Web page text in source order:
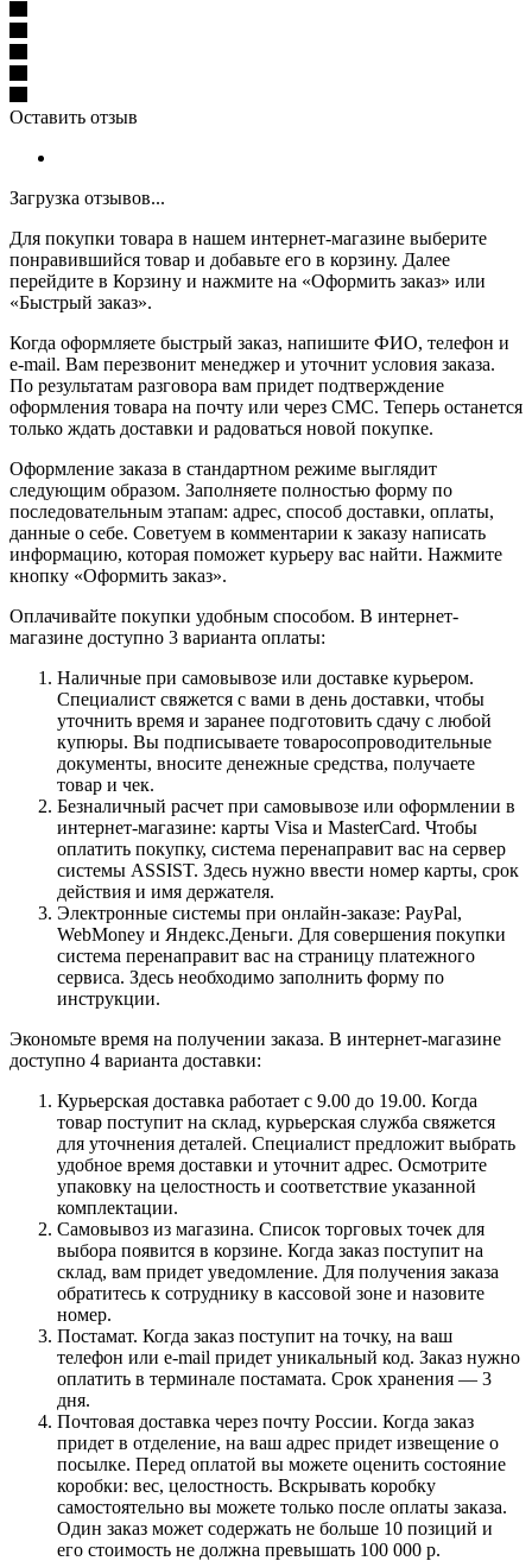
Оставить отзыв
Загрузка отзывов...
Для покупки товара в нашем интернет-магазине выберите
понравившийся товар и добавьте его в корзину. Далее
перейдите в Корзину и нажмите на «Оформить заказ» или
«Быстрый заказ».
Когда оформляете быстрый заказ, напишите ФИО, телефон и
e-mail. Вам перезвонит менеджер и уточнит условия заказа.
По результатам разговора вам придет подтверждение
оформления товара на почту или через СМС. Теперь останется
только ждать доставки и радоваться новой покупке.
Оформление заказа в стандартном режиме выглядит
следующим образом. Заполняете полностью форму по
последовательным этапам: адрес, способ доставки, оплаты,
данные о себе. Советуем в комментарии к заказу написать
информацию, которая поможет курьеру вас найти. Нажмите
кнопку «Оформить заказ».
Оплачивайте покупки удобным способом. В интернет-
магазине доступно 3 варианта оплаты:
Наличные при самовывозе или доставке курьером.
Специалист свяжется с вами в день доставки, чтобы
уточнить время и заранее подготовить сдачу с любой
купюры. Вы подписываете товаросопроводительные
документы, вносите денежные средства, получаете
товар и чек.
Безналичный расчет при самовывозе или оформлении в
интернет-магазине: карты Visa и MasterCard. Чтобы
оплатить покупку, система перенаправит вас на сервер
системы ASSIST. Здесь нужно ввести номер карты, срок
действия и имя держателя.
Электронные системы при онлайн-заказе: PayPal,
WebMoney и Яндекс.Деньги. Для совершения покупки
система перенаправит вас на страницу платежного
сервиса. Здесь необходимо заполнить форму по
инструкции.
Экономьте время на получении заказа. В интернет-магазине
доступно 4 варианта доставки:
Курьерская доставка работает с 9.00 до 19.00. Когда
товар поступит на склад, курьерская служба свяжется
для уточнения деталей. Специалист предложит выбрать
удобное время доставки и уточнит адрес. Осмотрите
упаковку на целостность и соответствие указанной
комплектации.
Самовывоз из магазина. Список торговых точек для
выбора появится в корзине. Когда заказ поступит на
склад, вам придет уведомление. Для получения заказа
обратитесь к сотруднику в кассовой зоне и назовите
номер.
Постамат. Когда заказ поступит на точку, на ваш
телефон или e-mail придет уникальный код. Заказ нужно
оплатить в терминале постамата. Срок хранения — 3
дня.
Почтовая доставка через почту России. Когда заказ
придет в отделение, на ваш адрес придет извещение о
посылке. Перед оплатой вы можете оценить состояние
коробки: вес, целостность. Вскрывать коробку
самостоятельно вы можете только после оплаты заказа.
Один заказ может содержать не больше 10 позиций и
его стоимость не должна превышать 100 000 р.